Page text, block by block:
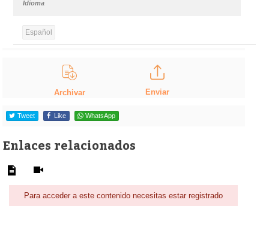
Idioma
Español
Archivar Enviar
Tweet Like WhatsApp
Enlaces relacionados
Para acceder a este contenido necesitas estar registrado